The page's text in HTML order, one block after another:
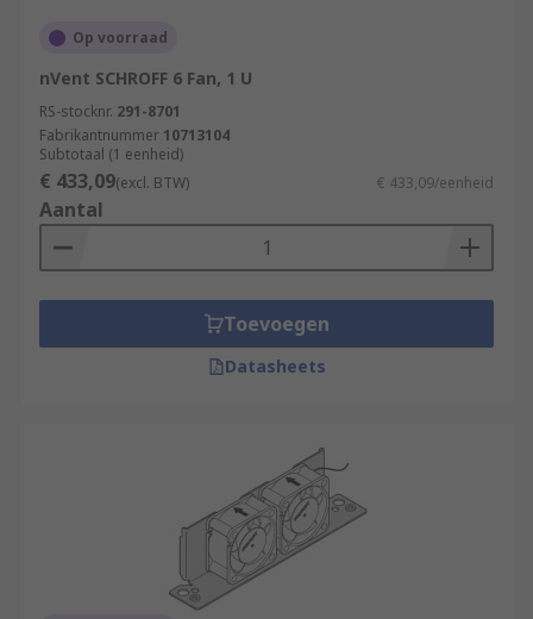
Op voorraad
nVent SCHROFF 6 Fan, 1 U
RS-stocknr. 291-8701
Fabrikantnummer 10713104
Subtotaal (1 eenheid)
€ 433,09(excl. BTW) € 433,09/eenheid
Aantal
Toevoegen
Datasheets